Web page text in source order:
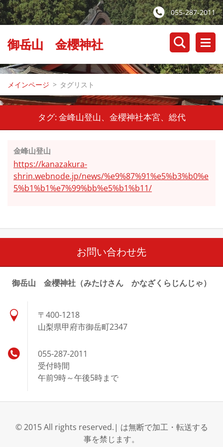
055-287-2011
御岳山 金櫻神社
メインページ > タグリスト
タグ: 金峰山登山、金櫻神社本宮、総代
金峰山登山
https://kanazakura-
shrin.webnode.jp/news/%e9%87%91%e5%b3%b0%e
5%b1%b1%e7%99%bb%e5%b1%b11/
お問い合わせ先
御岳山 金櫻神社（みたけさん かなざくらじんじゃ）
〒400-1218
山梨県甲府市御岳町2347
055-287-2011
受付時間
午前9時～午後5時まで
© 2015 All rights reserved.| は無断で加工・転送する
事を禁じます。